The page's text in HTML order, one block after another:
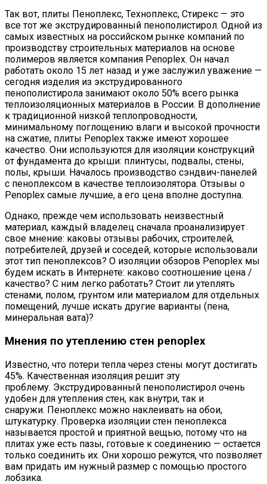
Так вот, плиты Пеноплекс, Техноплекс, Стирекс — это
все тот же экструдированный пенополистирол. Одной из
самых известных на российском рынке компаний по
производству строительных материалов на основе
полимеров является компания Penoplex. Он начал
работать около 15 лет назад и уже заслужил уважение —
сегодня изделия из экструдированного
пенополистирола занимают около 50% всего рынка
теплоизоляционных материалов в России. В дополнение
к традиционной низкой теплопроводности,
минимальному поглощению влаги и высокой прочности
на сжатие, плиты Penoplex также имеют хорошее
качество. Они используются для изоляции конструкций
от фундамента до крыши: плинтусы, подвалы, стены,
полы, крыши. Началось производство сэндвич-панелей
с пеноплексом в качестве теплоизолятора. Отзывы о
Penoplex самые лучшие, а его цена вполне доступна.
Однако, прежде чем использовать неизвестный
материал, каждый владелец сначала проанализирует
свое мнение: каковы отзывы рабочих, строителей,
потребителей, друзей и соседей, которые использовали
этот тип пеноплексов? О изоляции обзоров Penoplex мы
будем искать в Интернете: каково соотношение цена /
качество? С ним легко работать? Стоит ли утеплять
стенами, полом, грунтом или материалом для отдельных
помещений, лучше искать другие варианты (пена,
минеральная вата)?
Мнения по утеплению стен penoplex
Известно, что потери тепла через стены могут достигать
45%. Качественная изоляция решит эту
проблему. Экструдированный пенополистирол очень
удобен для утепления стен, как внутри, так и
снаружи. Пеноплекс можно наклеивать на обои,
штукатурку. Проверка изоляции стен пеноплекса
называется простой и приятной вещью, потому что на
плитах уже есть пазы, готовые к соединению — остается
только соединить их. Они хорошо режутся, что позволяет
вам придать им нужный размер с помощью простого
лобзика.